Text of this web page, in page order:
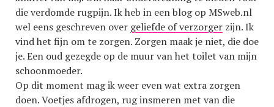
die verdomde rugpijn. Ik heb in een blog op MSweb.nl
wel eens geschreven over geliefde of verzorger zijn. Ik
vind het fijn om te zorgen. Zorgen maak je niet, die doe
je. Een oud gezegde op de muur van het toilet van mijn
schoonmoeder.
Op dit moment mag ik weer even wat extra zorgen
doen. Voetjes afdrogen, rug insmeren met van die